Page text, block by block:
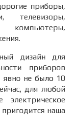
приборы,
телевизоры,
дизайн для
приборов
явно не было 10
для любой
наша